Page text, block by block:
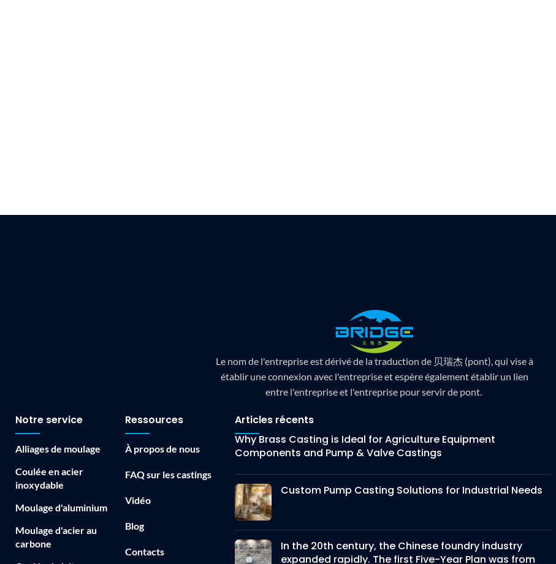
Le nom de l'entreprise est dérivé de la traduction de 贝瑞杰 (pont), qui vise à
établir une connexion avec l'entreprise et espère également établir un lien
entre l'entreprise et l'entreprise pour servir de pont.
Notre service
Alliages de moulage
Coulée en acier
inoxydable
Moulage d'aluminium
Moulage d'acier au
carbone
Ressources
À propos de nous
FAQ sur les castings
Vidéo
Blog
Contacts
Articles récents
Why Brass Casting is Ideal for Agriculture Equipment
Components and Pump & Valve Castings
Custom Pump Casting Solutions for Industrial Needs
In the 20th century, the Chinese foundry industry
expanded rapidly. The first Five-Year Plan was from